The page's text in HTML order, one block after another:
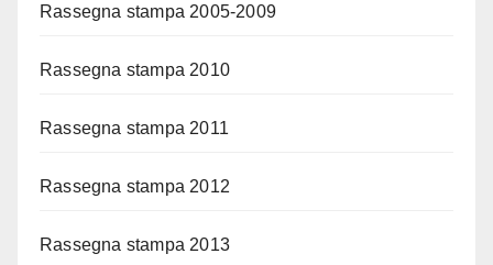
Rassegna stampa 2005-2009
Rassegna stampa 2010
Rassegna stampa 2011
Rassegna stampa 2012
Rassegna stampa 2013